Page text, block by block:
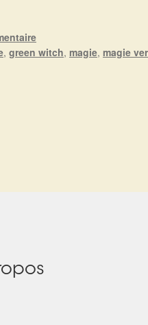
, green witch, magie, magie